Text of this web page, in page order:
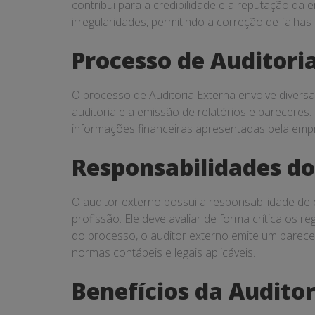
contribui para a credibilidade e a reputação da
irregularidades, permitindo a correção de
Processo de
O processo de Auditoria Externa envolve
auditoria e a emissão de relatórios e
informações financeiras apresentadas pela
Responsabilidades
O auditor externo possui a responsabilidade
profissão. Ele deve avaliar de forma crítica os
do processo, o auditor externo emite um
normas contábeis e legais aplicáveis.
Benefícios da